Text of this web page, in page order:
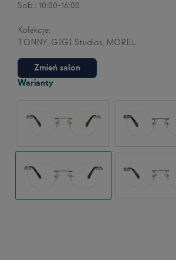
Zmień salon
Sob.: 10:00-16:00
Kolekcje:
TONNY, GIGI Studios, MOREL
Warianty